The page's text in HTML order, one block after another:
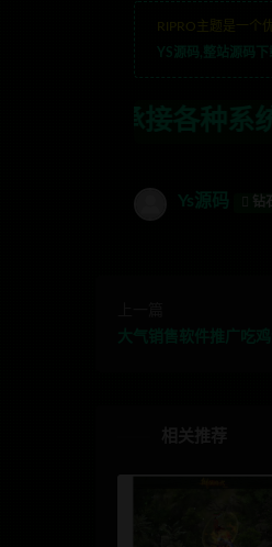
RIPRO主题是一个
YS源码,整站源码
统开发，区块链
Ys源码 钻